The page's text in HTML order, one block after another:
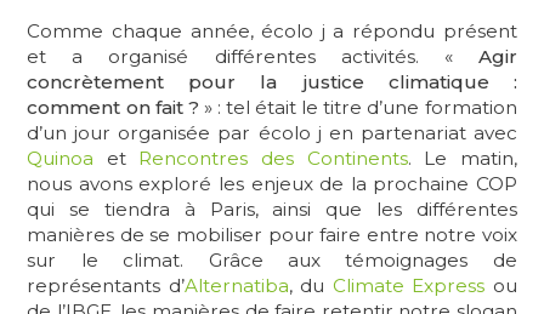
Comme chaque année, écolo j a répondu présent
et a organisé différentes activités. « Agir
concrètement pour la justice climatique :
comment on fait ? » : tel était le titre d’une formation
d’un jour organisée par écolo j en partenariat avec
Quinoa et Rencontres des Continents. Le matin,
nous avons exploré les enjeux de la prochaine COP
qui se tiendra à Paris, ainsi que les différentes
manières de se mobiliser pour faire entre notre voix
sur le climat. Grâce aux témoignages de
représentants d’Alternatiba, du Climate Express ou